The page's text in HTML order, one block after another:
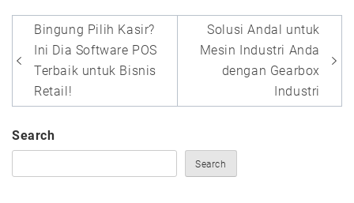
Post
navigation
Bingung Pilih Kasir?
Ini Dia Software POS
Terbaik untuk Bisnis
Retail!
Solusi Andal untuk
Mesin Industri Anda
dengan Gearbox
Industri
Search
Search